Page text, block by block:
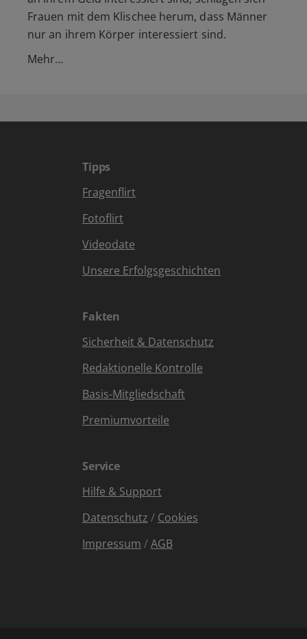
Frauen mit dem Klischee herum, dass Männer
nur an ihrem Körper interessiert sind.
Mehr…
Tipps
Fragenflirt
Fotoflirt
Videodate
Unsere Erfolgsgeschichten
Fakten
Sicherheit & Datenschutz
Redaktionelle Kontrolle
Basis-Mitgliedschaft
Premiumvorteile
Service
Hilfe & Support
Datenschutz / Cookies
Impressum /AGB